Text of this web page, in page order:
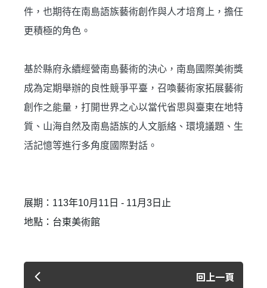
登 入
忘記密碼？
建立專屬帳號
只要再完成幾個步驟，即可完成帳號的註冊程序，
我 要 註 冊
件，也期待在南島語族藝術創作與人才培育上，擔任
更積極的角色。
基於縣府永續經營南島藝術的決心，南島國際美術獎
成為定期舉辦的良性競爭平臺，召喚藝術家拓展藝術
創作之能量，打開世界之心以當代省思與臺東在地特
質、山海自然及南島語族的人文脈絡、環境議題、生
活記憶等進行多角度國際對話。
展期：113年10月11日 - 11月3日止
地點：台東美術館
回上一頁